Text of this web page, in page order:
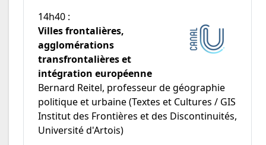
14h40 :
Villes frontalières,
agglomérations
transfrontalières et
intégration européenne
Bernard Reitel, professeur de géographie
politique et urbaine (Textes et Cultures / GIS
Institut des Frontières et des Discontinuités,
Université d'Artois)